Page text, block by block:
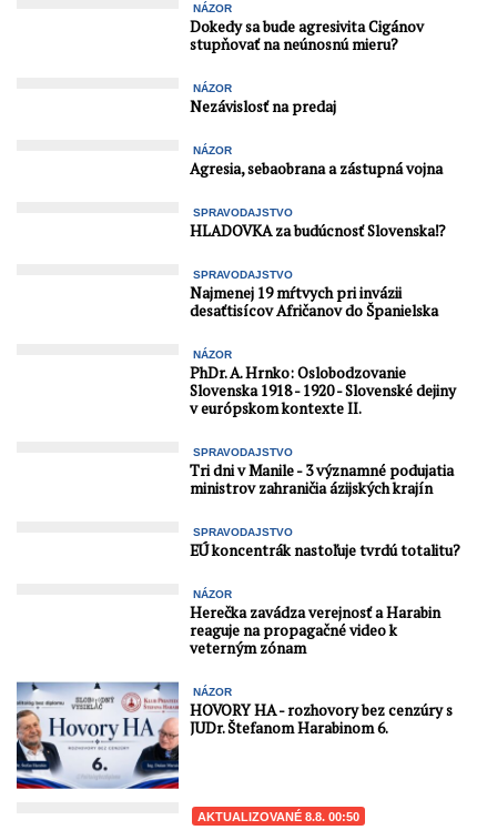
NÁZOR
Dokedy sa bude agresivita Cigánov
stupňovať na neúnosnú mieru?
NÁZOR
Nezávislosť na predaj
NÁZOR
Agresia, sebaobrana a zástupná vojna
SPRAVODAJSTVO
HLADOVKA za budúcnosť Slovenska⁉️
SPRAVODAJSTVO
Najmenej 19 mŕtvych pri invázii
desaťtisícov Afričanov do Španielska
NÁZOR
PhDr. A. Hrnko: Oslobodzovanie
Slovenska 1918 - 1920 - Slovenské dejiny
v európskom kontexte II.
SPRAVODAJSTVO
Tri dni v Manile - 3 významné podujatia
ministrov zahraničia ázijských krajín
SPRAVODAJSTVO
EÚ koncentrák nastoľuje tvrdú totalitu?
NÁZOR
Herečka zavádza verejnosť a Harabin
reaguje na propagačné video k
veterným zónam
NÁZOR
HOVORY HA - rozhovory bez cenzúry s
JUDr. Štefanom Harabinom 6.
AKTUALIZOVANÉ 8.8. 00:50